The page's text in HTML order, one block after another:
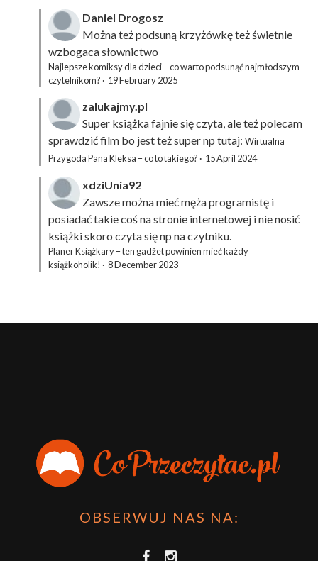
Daniel Drogosz
Można też podsuną krzyżówkęteż świetnie
wzbogaca słownictwo
Najlepsze komiksy dla dzieci – co warto podsunąć najmłodszym
czytelnikom? · 19 February 2025
zalukajmy.pl
Super książka fajnie się czyta, ale też polecam
sprawdzić film bo jest też super np tutaj: Wirtualna
Przygoda Pana Kleksa – co to takiego? · 15 April 2024
xdziUnia92
Zawsze można mieć męża programistę i
posiadać takie coś na stronie internetowej i nie nosić
książki skoro czyta się np na czytniku.
Planer Książkary – ten gadżet powinien mieć każdy
książkoholik! · 8 December 2023
OBSERWUJ NAS NA: